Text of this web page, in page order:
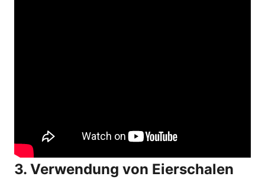
3. Verwendung von Eierschalen